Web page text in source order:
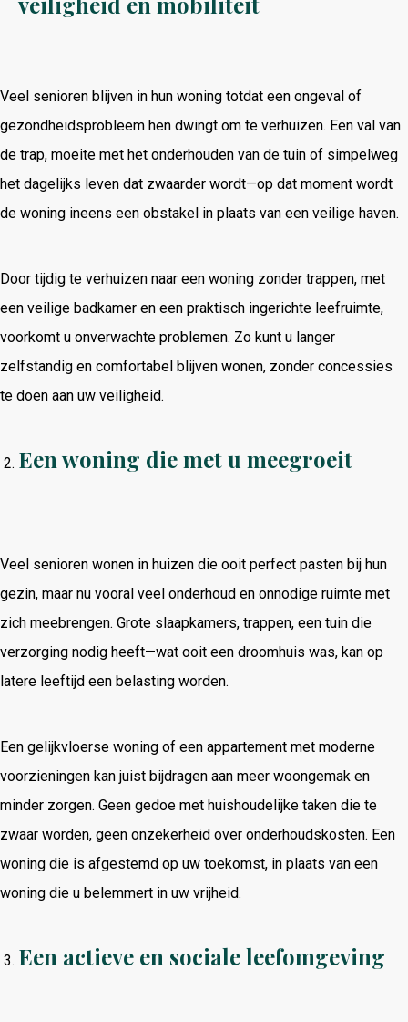
Veel senioren blijven in hun woning totdat een ongeval of
gezondheidsprobleem hen dwingt om te verhuizen. Een val van
de trap, moeite met het onderhouden van de tuin of simpelweg
het dagelijks leven dat zwaarder wordt—op dat moment wordt
de woning ineens een obstakel in plaats van een veilige haven.
Door tijdig te verhuizen naar een woning zonder trappen, met
een veilige badkamer en een praktisch ingerichte leefruimte,
voorkomt u onverwachte problemen. Zo kunt u langer
zelfstandig en comfortabel blijven wonen, zonder concessies
te doen aan uw veiligheid.
Een woning die met u meegroeit
Veel senioren wonen in huizen die ooit perfect pasten bij hun
gezin, maar nu vooral veel onderhoud en onnodige ruimte met
zich meebrengen. Grote slaapkamers, trappen, een tuin die
verzorging nodig heeft—wat ooit een droomhuis was, kan op
latere leeftijd een belasting worden.
Een gelijkvloerse woning of een appartement met moderne
voorzieningen kan juist bijdragen aan meer woongemak en
minder zorgen. Geen gedoe met huishoudelijke taken die te
zwaar worden, geen onzekerheid over onderhoudskosten. Een
woning die is afgestemd op uw toekomst, in plaats van een
woning die u belemmert in uw vrijheid.
Een actieve en sociale leefomgeving